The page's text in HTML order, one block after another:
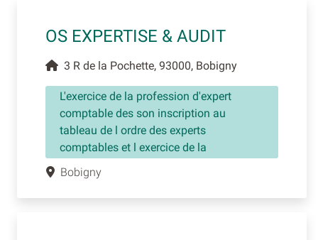
OS EXPERTISE & AUDIT
3 R de la Pochette, 93000, Bobigny
L'exercice de la profession d'expert
comptable des son inscription au
tableau de l ordre des experts
comptables et l exercice de la
Bobigny